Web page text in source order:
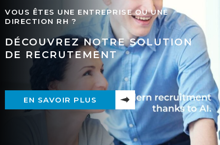
VOUS ÊTES UNE ENTREPRISE OU UNE
DIRECTION RH ?
DÉCOUVREZ NOTRE SOLUTION
DE RECRUTEMENT
EN SAVOIR PLUS